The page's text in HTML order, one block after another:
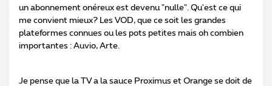
un abonnement onéreux est devenu "nulle". Qu'est ce qui
me convient mieux? Les VOD, que ce soit les grandes
plateformes connues ou les pots petites mais oh combien
importantes : Auvio, Arte.
​​​​​​Je pense que la TV a la sauce Proximus et Orange se doit de